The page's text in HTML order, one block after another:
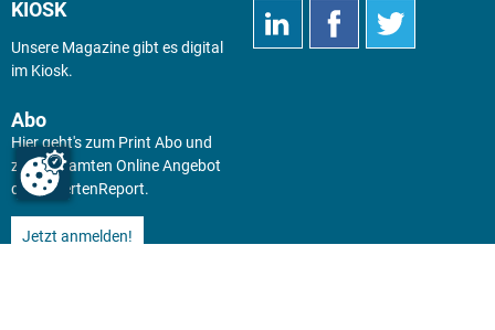
KIOSK
Unsere Magazine gibt es digital
im Kiosk.
Abo
Hier geht's zum Print Abo und
zum gesamten Online Angebot
des expertenReport.
Jetzt anmelden!